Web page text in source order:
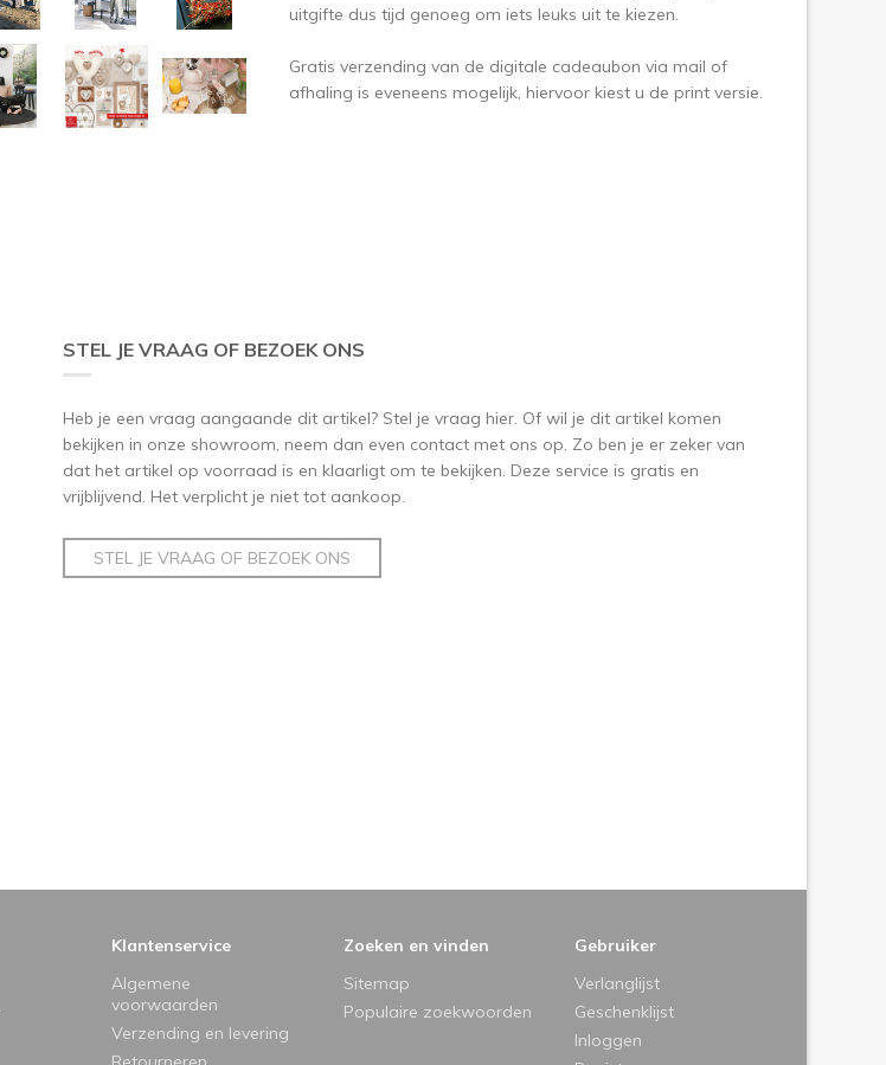
uitgifte dus tijd genoeg om iets leuks uit te kiezen.
Gratis verzending van de digitale cadeaubon via mail of
afhaling is eveneens mogelijk, hiervoor kiest u de print versie.
STEL JE VRAAG OF BEZOEK ONS
Heb je een vraag aangaande dit artikel? Stel je vraag hier. Of wil je dit artikel komen
bekijken in onze showroom, neem dan even contact met ons op. Zo ben je er zeker van
dat het artikel op voorraad is en klaarligt om te bekijken. Deze service is gratis en
vrijblijvend. Het verplicht je niet tot aankoop.
STEL JE VRAAG OF BEZOEK ONS
Klantenservice
Algemene
voorwaarden
Verzending en levering
Zoeken en vinden
Sitemap
Populaire zoekwoorden
Gebruiker
Verlanglijst
Geschenklijst
Inloggen